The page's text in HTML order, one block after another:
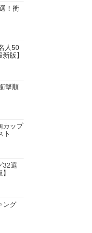
！衝
人50
版】
撃順
カップ
ト
32選
ング